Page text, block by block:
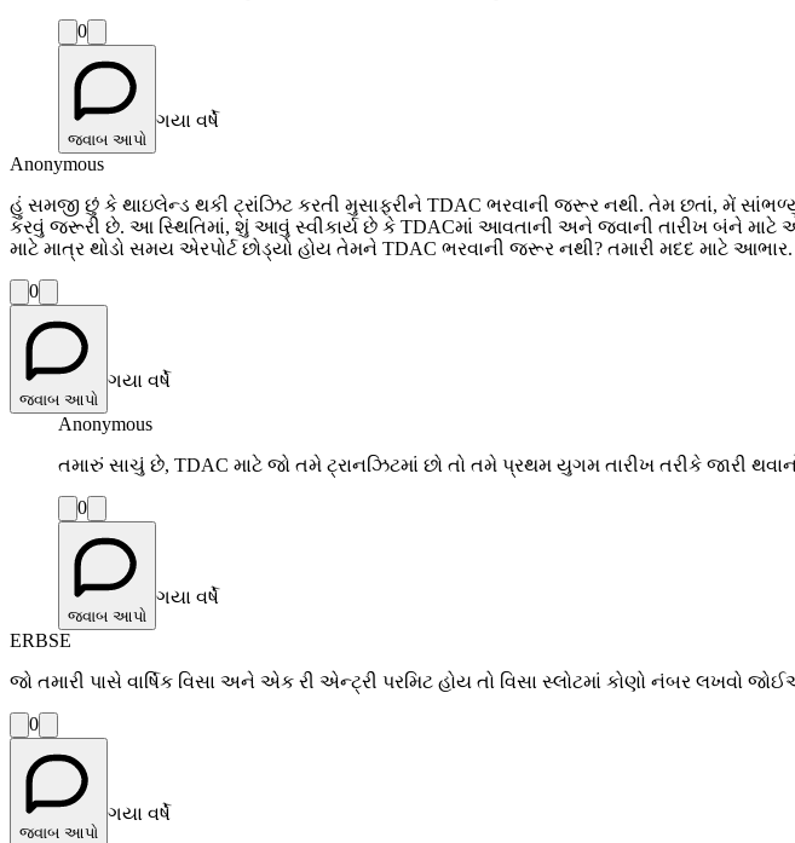
0
જવાબ આપો
ગયા વર્ષે
Anonymous
હું સમજી છું કે થાઇલેન્ડ થકી ટ્રાંઝિટ કરતી મુસાફરીને TDAC ભરવાની જરૂર નથી. તેમ છતાં, મેં
કરવું જરૂરી છે. આ સ્થિતિમાં, શું આવું સ્વીકાર્ય છે કે TDACમાં આવતાની અને જવાની તારીખ બંને
માટે માત્ર થોડો સમય એરપોર્ટ છોડ્યો હોય તેમને TDAC ભરવાની જરૂર નથી? તમારી મદદ માટે
0
જવાબ આપો
ગયા વર્ષે
Anonymous
તમારું સાચું છે, TDAC માટે જો તમે ટ્રાનઝિટમાં છો તો તમે પ્રથમ યુગમ તારીખ તરીકે જારી
0
જવાબ આપો
ગયા વર્ષે
ERBSE
જો તમારી પાસે વાર્ષિક વિસા અને એક રી એન્ટ્રી પરમિટ હોય તો વિસા સ્લોટમાં કોણો નંબર લખવો
0
જવાબ આપો
ગયા વર્ષે